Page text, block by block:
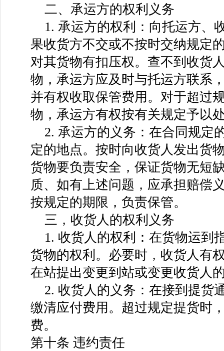
二、承运方的权利义务
1. 承运方的权利：向托运方、
果收货方不交或不按时交纳规定
对其货物有扣压权。查不到收货
物，承运方应及时与托运方联系
并有权收取保管费用。对于超过
物，承运方有权按有关规定予以
2. 承运方的义务：在合同规定
定的地点。按时向收货人发出货
货物要负责安全，保证货物无短
质、如有上述问题，应承担赔偿
按规定的期限，负责保管。
三，收货人的权利义务
1. 收货人的权利：在货物运到
货物的权利。必要时，收货人有
在站提出变更到站或变更收货人
2. 收货人的义务：在接到提货
缴清应付费用。超过规定提货时
费。
第十条 违约责任